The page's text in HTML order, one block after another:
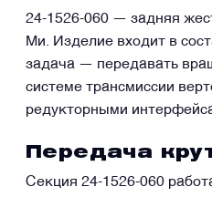
24-1526-060 — задняя
Ми. Изделие входит в
задача — передавать
системе трансмиссии
редукторными
Передача
Секция 24-1526-060
Датчики
Модули